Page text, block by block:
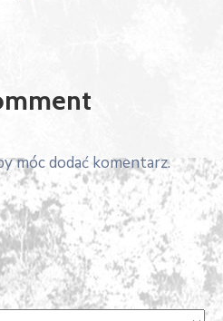
móc dodać komentarz.